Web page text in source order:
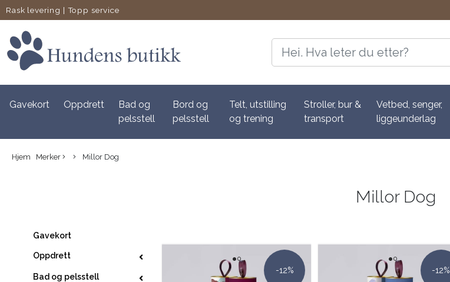
Rask levering | Topp service
Gavekort Oppdrett
Bad og
pelsstell
Bord og
pelsstell
Telt, utstilling
og trening
Stroller, bur &
transport
Vetbed, senger,
liggeunderlag
Hjem Merker Millor Dog
Millor Dog
Gavekort
Oppdrett
Bad og pelsstell
-12% -12%